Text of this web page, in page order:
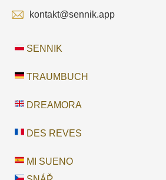
kontakt@sennik.app
SENNIK
TRAUMBUCH
DREAMORA
DES REVES
MI SUENO